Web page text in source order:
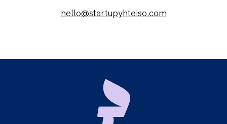
hello@startupyhteiso.com